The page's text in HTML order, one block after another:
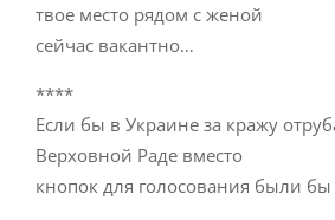
твое место рядом с женой
сейчас вакантно…
****
Если бы в Украине за кражу
Верховной Раде вместо
кнопок для голосования были бы